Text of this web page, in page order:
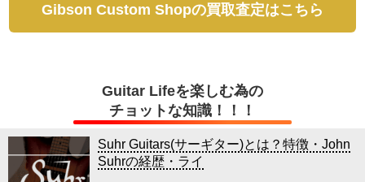
Gibson Custom Shopの買取査定はこちら
Guitar Lifeを楽しむ為の
チョットな知識！！！
Suhr Guitars(サーギター)とは？特徴・John
Suhrの経歴・ライ